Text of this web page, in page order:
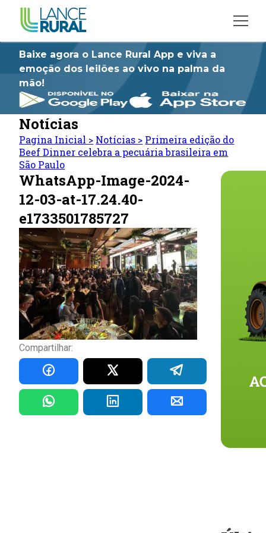
Baixe agora o Lance Rural App e viva a
emoção dos leilões ao vivo na palma da
mão!
Notícias
Pagina Inicial > Notícias > Primeira edição do
Beef Dinner celebra a pecuária brasileira em
São Paulo
WhatsApp-Image-2024-
12-03-at-17.24.40-
e1733501785727
Compartilhar: